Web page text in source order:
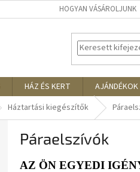
HOGYAN VÁSÁROLJUNK
HÁZ ÉS KERT AJÁNDÉKOK
Háztartási kiegészítők
Páraelszívók
AZ ÖN EGYEDI